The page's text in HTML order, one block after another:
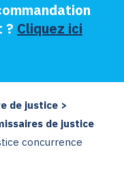
? Cliquez ici
de justice >
de justice
concurrence